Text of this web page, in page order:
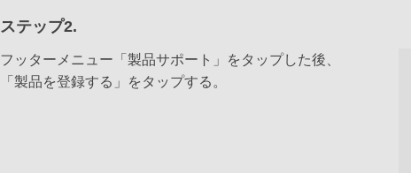
ステップ2.
フッターメニュー「製品サポート」をタップした後、
「製品を登録する」をタップする。